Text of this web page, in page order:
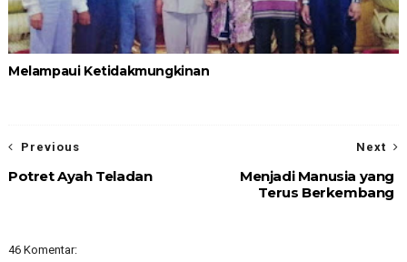
Melampaui Ketidakmungkinan
Next
Menjadi Manusia yang
Terus Berkembang
Previous
Potret Ayah Teladan
46 Komentar: